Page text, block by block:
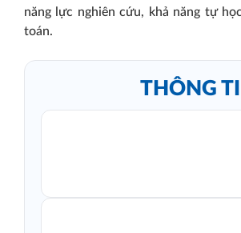
năng lực nghiên cứu, khả năng tự
toán.
THÔNG